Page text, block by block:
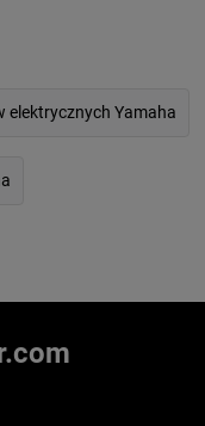
elektrycznych Yamaha